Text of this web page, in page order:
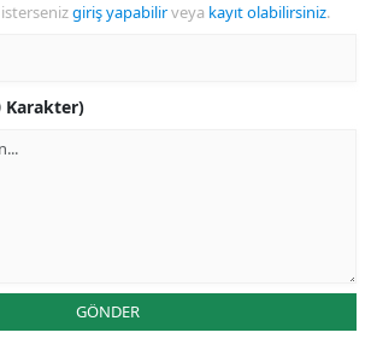
giriş yapabilirveya kayıt olabilirsiniz.
Karakter)
GÖNDER